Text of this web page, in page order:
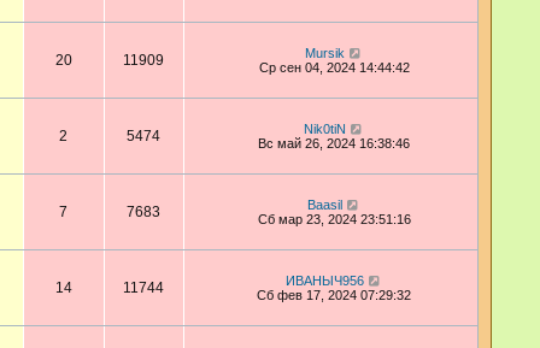
20 11909
Mursik
Ср сен 04, 2024 14:44:42
2 5474
Nik0tiN
Вс май 26, 2024 16:38:46
7 7683
Baasil
Сб мар 23, 2024 23:51:16
14 11744
ИВАНЫЧ956
Сб фев 17, 2024 07:29:32